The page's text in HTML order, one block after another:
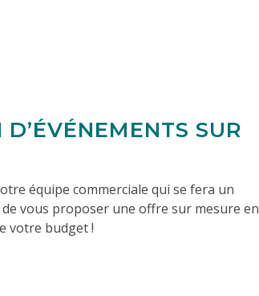
SUR
équipe commerciale qui se fera un
vous proposer une offre sur mesure en
votre budget !